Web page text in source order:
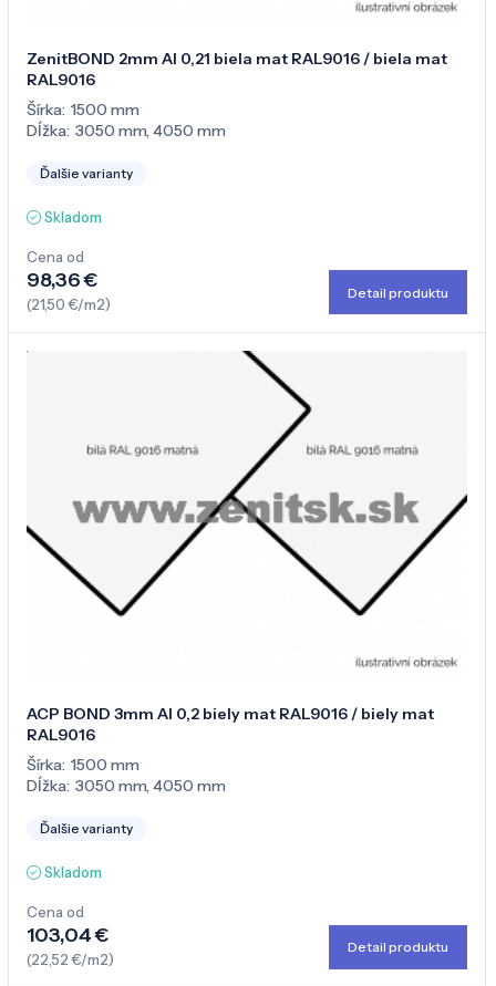
ZenitBOND 2mm Al 0,21 biela mat RAL9016 / biela mat
RAL9016
Šírka: 1500 mm
Dĺžka: 3050 mm,4050 mm
Ďalšie varianty
Skladom
Cena od
98,36 €
(21,50 €/m2)
Detail produktu
ACP BOND 3mm Al 0,2 biely mat RAL9016 / biely mat
RAL9016
Šírka: 1500 mm
Dĺžka: 3050 mm,4050 mm
Ďalšie varianty
Skladom
Cena od
103,04 €
(22,52 €/m2)
Detail produktu